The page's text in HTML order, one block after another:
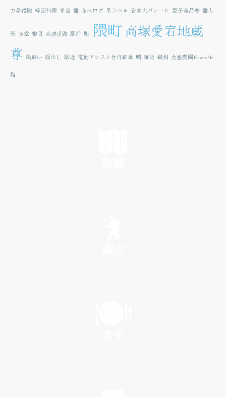
力発信隊 韓国料理 青空 雛 食べログ 黒ラベル 音楽大パレード 電子商品券 雛人
形 食堂 黎明 高速道路 駅前 鮎 隈町高塚愛宕地蔵
尊 鵜飼い 顔出し 駅近 電動アシスト付自転車 鯛 雑貨 鵜飼 食感農園KazetoNe
麺